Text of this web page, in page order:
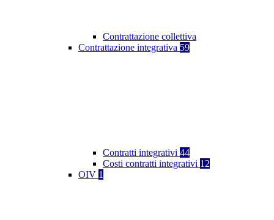
Contrattazione collettiva
Contrattazione integrativa 59
Contratti integrativi 44
Costi contratti integrativi 12
OIV 1